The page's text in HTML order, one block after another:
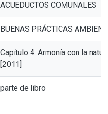
ACUEDUCTOS COMUNALES
BUENAS PRÁCTICAS
Capítulo 4: Armonía con la
[2011]
parte de libro